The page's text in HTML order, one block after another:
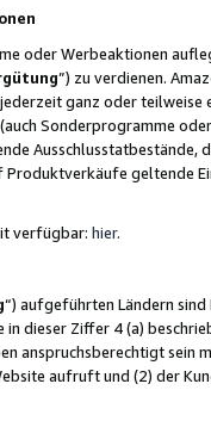
oder Werbeaktionen
”) zu verdienen.
ganz oder
Sonderprogramme
Ausschlusstatbestände,
geltende
verfügbar: hier.
“) aufgeführten Ländern
in dieser Ziffer 4 (a)
anspruchsberechtigt sein
aufruft und (2) der